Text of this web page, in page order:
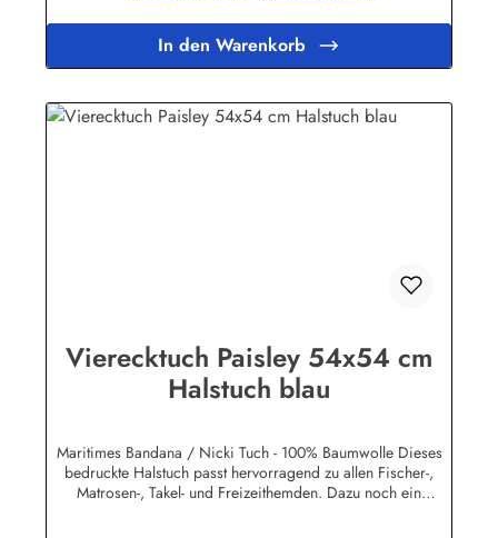
In den Warenkorb
Vierecktuch Paisley 54x54 cm
Halstuch blau
Maritimes Bandana / Nicki Tuch - 100% Baumwolle Dieses
bedruckte Halstuch passt hervorragend zu allen Fischer-,
Matrosen-, Takel- und Freizeithemden. Dazu noch ein